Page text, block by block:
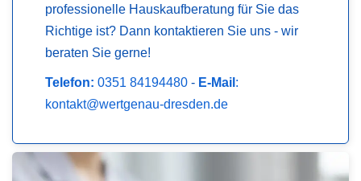
professionelle Hauskaufberatung für Sie das
Richtige ist? Dann kontaktieren Sie uns - wir
beraten Sie gerne!
Telefon: 0351 84194480 - E-Mail :
kontakt@wertgenau-dresden.de